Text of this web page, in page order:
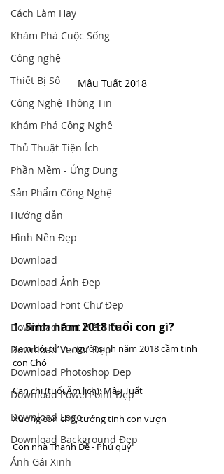
Cách Làm Hay
Khám Phá Cuộc Sống
Công nghệ
Thiết Bị Số
Công Nghệ Thông Tin
Khám Phá Công Nghệ
Thủ Thuật Tiện Ích
Phần Mềm - Ứng Dụng
Sản Phẩm Công Nghệ
Hướng dẫn
Hình Nền Đẹp
Download
Download Ảnh Đẹp
Download Font Chữ Đẹp
Download Font Việt Hóa
Download Vector Đẹp
Download Photoshop Đẹp
Download PowerPoint Đẹp
Download Logo
Download Background Đẹp
Ảnh Gái Xinh
Mậu Tuất 2018
1. Sinh năm 2018 tuổi con gì?
Xem bói tử vi, người sinh năm 2018 cầm tinh
con Chó
Can chi (tuổi Âm lịch): Mậu Tuất
Xương con chó, tướng tinh con vượn
Con nhà Thanh Đế - Phú quý